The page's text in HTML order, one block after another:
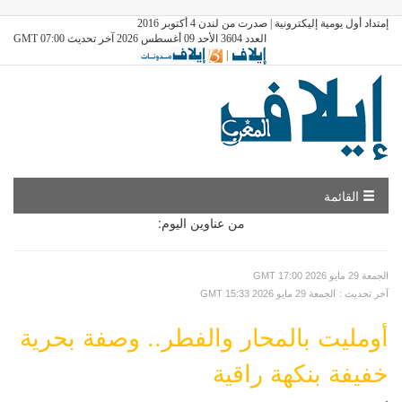
إمتداد أول يومية إليكترونية | صدرت من لندن 4 أكتوبر 2016
العدد 3604 الأحد 09 أغسطس 2026 آخر تحديث GMT 07:00
|
القائمة
من عناوين اليوم:
GMT الجمعة 29 مايو 2026 17:00
GMT الجمعة 29 مايو 2026 15:33
: آخر تحديث
أومليت بالمحار والفطر.. وصفة بحرية
خفيفة بنكهة راقية